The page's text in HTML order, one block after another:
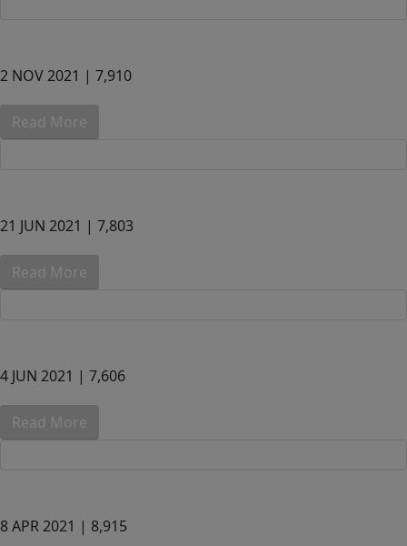
2 NOV 2021 | 7,910
Read More
21 JUN 2021 | 7,803
Read More
4 JUN 2021 | 7,606
Read More
8 APR 2021 | 8,915